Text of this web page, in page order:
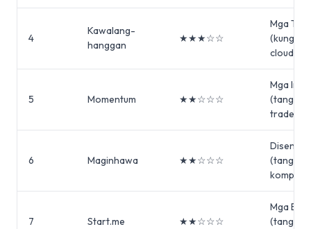
4
Kawalang-
hanggan
★★★☆☆
Mga
(kung
cloud)
5 Momentum ★★☆☆☆
Mga
trade-
6 Maginhawa ★★☆☆☆
Disenyo
7 Start.me ★★☆☆☆
Mga